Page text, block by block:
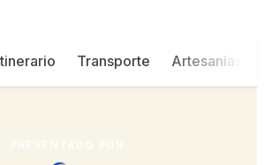
Transporte Artesanías